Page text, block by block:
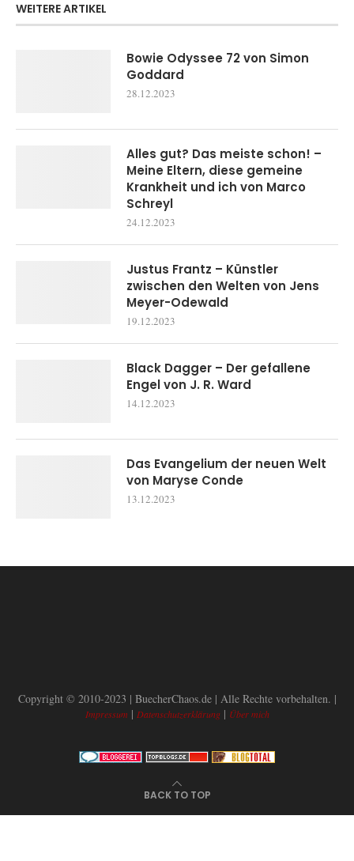
WEITERE ARTIKEL
Bowie Odyssee 72 von Simon
Goddard
28.12.2023
Alles gut? Das meiste schon! –
Meine Eltern, diese gemeine
Krankheit und ich von Marco
Schreyl
24.12.2023
Justus Frantz – Künstler
zwischen den Welten von Jens
Meyer-Odewald
19.12.2023
Black Dagger – Der gefallene
Engel von J. R. Ward
14.12.2023
Das Evangelium der neuen Welt
von Maryse Conde
13.12.2023
Copyright © 2010-2023 | BuecherChaos.de | Alle Rechte vorbehalten. |
Impressum | Datenschutzerklärung| Über mich
BACK TO TOP